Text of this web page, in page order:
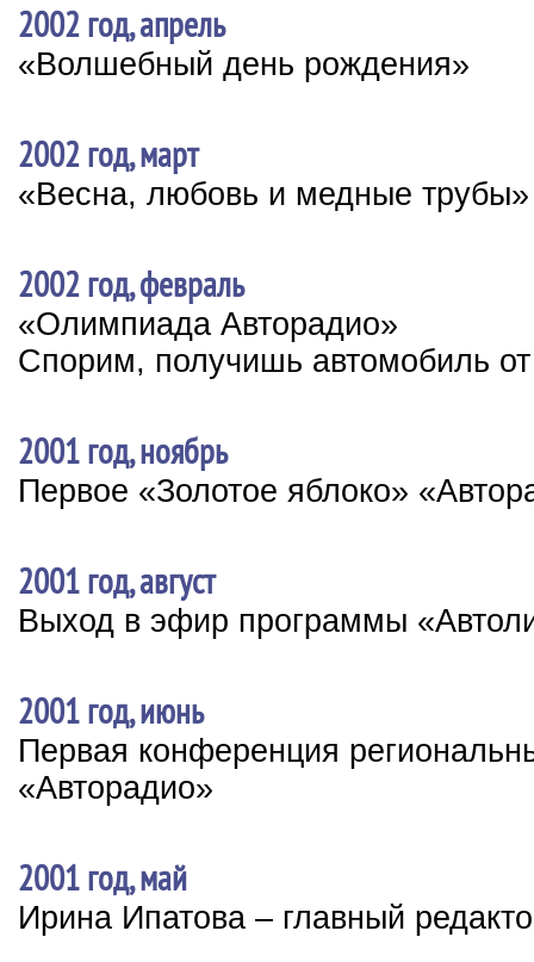
2002 год, апрель
«Волшебный день рождения»
2002 год, март
«Весна, любовь и медные трубы»
2002 год, февраль
«Олимпиада Авторадио»
Спорим, получишь автомобиль
2001 год, ноябрь
Первое «Золотое яблоко»
2001 год, август
Выход в эфир программы
2001 год, июнь
Первая конференция
«Авторадио»
2001 год, май
Ирина Ипатова – главный